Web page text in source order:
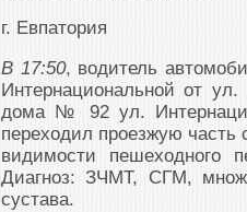
г. Евпатория
В 17:50, водитель
Интернациональной от
дома № 92 ул.
переходил проезжую часть
видимости пешеходного
Диагноз: ЗЧМТ, СГМ,
сустава.